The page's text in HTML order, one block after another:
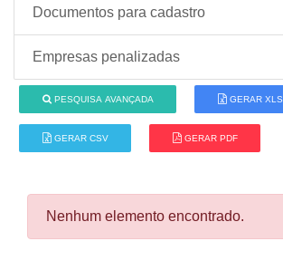
Documentos para cadastro
Empresas penalizadas
PESQUISA AVANÇADA GERAR XLS
GERAR CSV GERAR PDF
Nenhum elemento encontrado.